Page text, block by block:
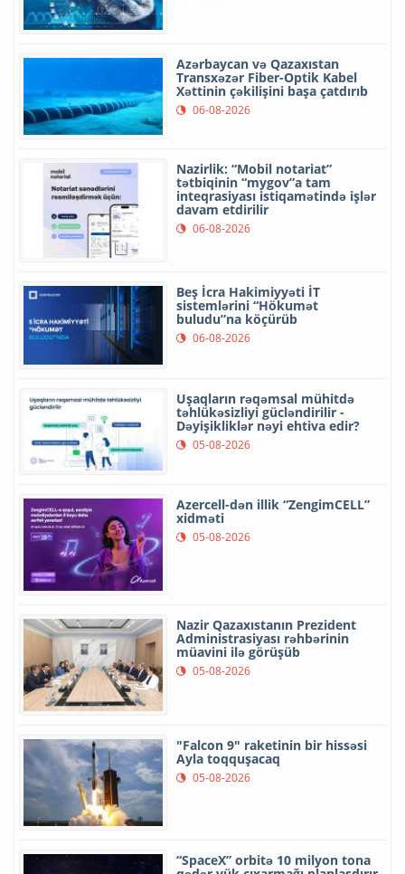
Azərbaycan və Qazaxıstan
Transxəzər Fiber-Optik Kabel
Xəttinin çəkilişini başa çatdırıb
06-08-2026
Nazirlik: “Mobil notariat”
tətbiqinin “mygov”a tam
inteqrasiyası istiqamətində işlər
davam etdirilir
06-08-2026
Beş İcra Hakimiyyəti İT
sistemlərini “Hökumət
buludu”na köçürüb
06-08-2026
Uşaqların rəqəmsal mühitdə
təhlükəsizliyi gücləndirilir -
Dəyişikliklər nəyi ehtiva edir?
05-08-2026
Azercell-dən illik “ZengimCELL”
xidməti
05-08-2026
Nazir Qazaxıstanın Prezident
Administrasiyası rəhbərinin
müavini ilə görüşüb
05-08-2026
"Falcon 9" raketinin bir hissəsi
Ayla toqquşacaq
05-08-2026
“SpaceX” orbitə 10 milyon tona